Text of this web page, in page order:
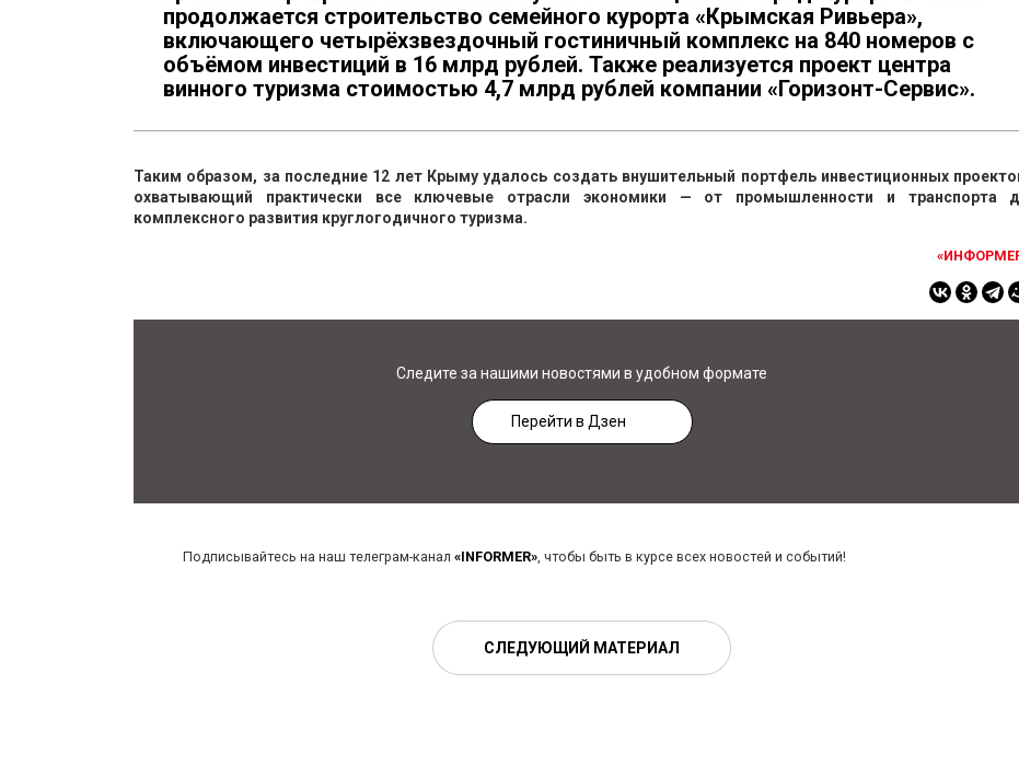
продолжается строительство семейного курорта «Крымская Ривьера»,
включающего четырёхзвездочный гостиничный комплекс на 840 номеров с
объёмом инвестиций в 16 млрд рублей. Также реализуется проект центра
винного туризма стоимостью 4,7 млрд рублей компании «Горизонт-Сервис».
Таким образом, за последние 12 лет Крыму удалось создать внушительный портфель инвестиционных
охватывающий практически все ключевые отрасли экономики — от промышленности и транспорта
комплексного развития круглогодичного туризма.
Следите за нашими новостями в удобном формате
Перейти в Дзен
Подписывайтесь на наш телеграм-канал «INFORMER», чтобы быть в курсе всех новостей и событий!
СЛЕДУЮЩИЙ МАТЕРИАЛ